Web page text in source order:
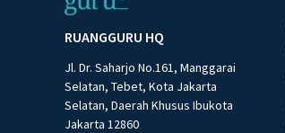
RUANGGURU HQ
Jl. Dr. Saharjo No.161, Manggarai
Selatan, Tebet, Kota Jakarta
Selatan, Daerah Khusus Ibukota
Jakarta 12860